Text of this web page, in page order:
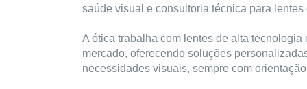
saúde visual e consultoria técnica para lentes
A ótica trabalha com lentes de alta
mercado, oferecendo soluções
necessidades visuais, sempre com